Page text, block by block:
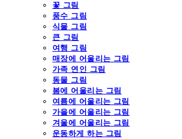
꽃 그림
풍수 그림
식물 그림
큰 그림
여행 그림
매장에 어울리는 그림
가족 연인 그림
동물 그림
봄에 어울리는 그림
여름에 어울리는 그림
가을에 어울리는 그림
겨울에 어울리는 그림
운동하게 하는 그림